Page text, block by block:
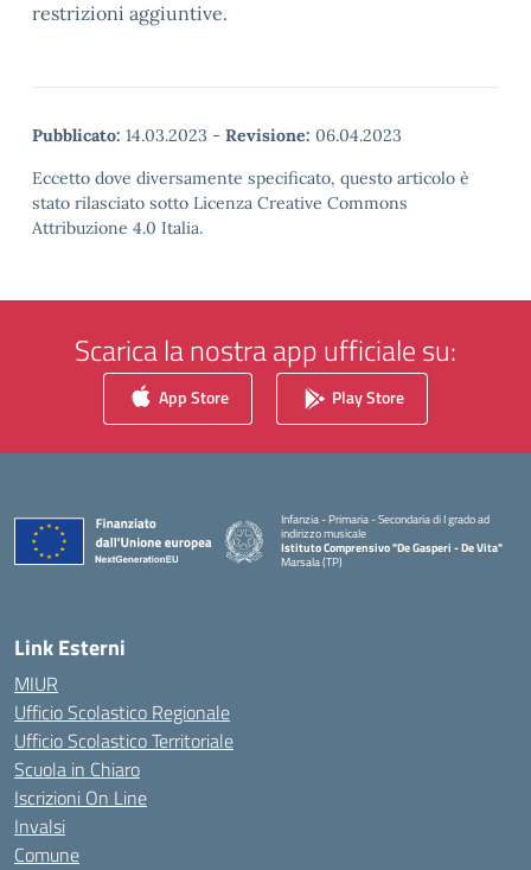
restrizioni aggiuntive.
Pubblicato: 14.03.2023 - Revisione: 06.04.2023
Eccetto dove diversamente specificato, questo articolo è
stato rilasciato sotto Licenza Creative Commons
Attribuzione 4.0 Italia.
Scarica la nostra app ufficiale su:
App Store Play Store
Infanzia - Primaria - Secondaria di I grado ad
indirizzo musicale
Istituto Comprensivo "De Gasperi - De Vita"
Marsala (TP)
Link Esterni
MIUR
Ufficio Scolastico Regionale
Ufficio Scolastico Territoriale
Scuola in Chiaro
Iscrizioni On Line
Invalsi
Comune